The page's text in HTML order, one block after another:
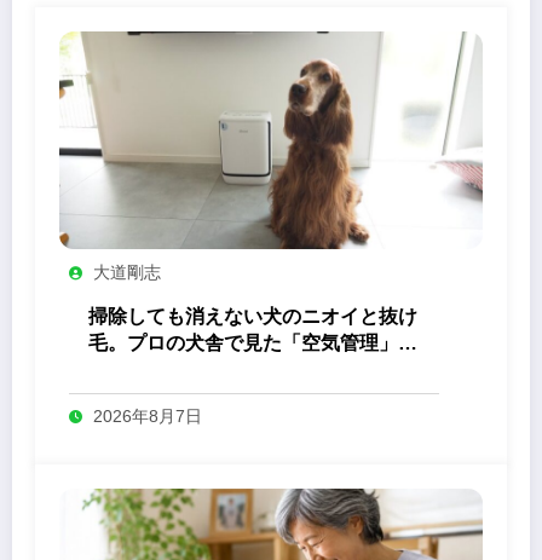
大道剛志
掃除しても消えない犬のニオイと抜け
毛。プロの犬舎で見た「空気管理」の
2026年8月7日